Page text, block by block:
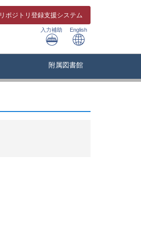
リポジトリ 登録支援システム
入力補助 English
附属図書館